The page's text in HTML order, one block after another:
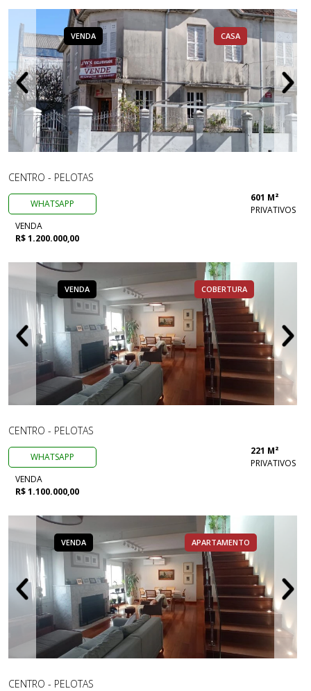
VENDA CASA
CENTRO - PELOTAS
WHATSAPP
601 M²
PRIVATIVOS
VENDA
R$ 1.200.000,00
VENDA COBERTURA
CENTRO - PELOTAS
WHATSAPP
221 M²
PRIVATIVOS
VENDA
R$ 1.100.000,00
VENDA APARTAMENTO
CENTRO - PELOTAS